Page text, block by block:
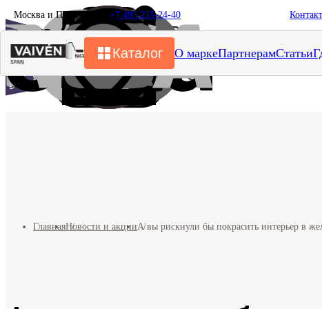
Москва и Подмосковье +7 495 215-24-40
Каталог О маркеПартнерамСтатьи
ГлавнаяНовости и акцииА вы рискнули бы покрасить интерьер в